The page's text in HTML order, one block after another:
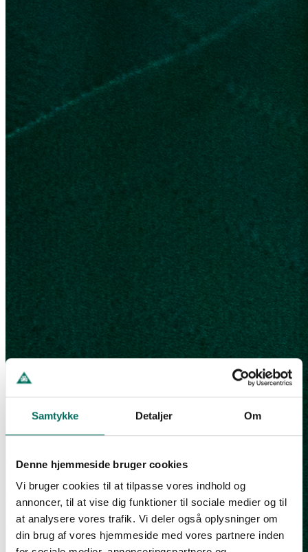
Samtykke Detaljer Om
Denne hjemmeside bruger cookies
Vi bruger cookies til at tilpasse vores indhold og
annoncer, til at vise dig funktioner til sociale medier og til
at analysere vores trafik. Vi deler også oplysninger om
din brug af vores hjemmeside med vores partnere inden